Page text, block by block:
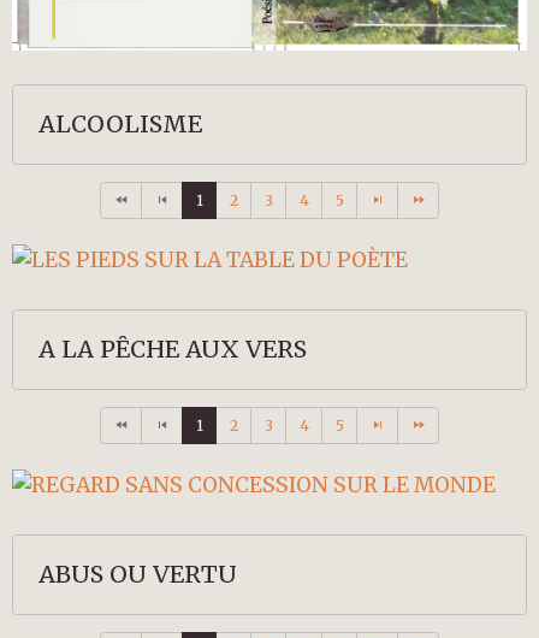
ALCOOLISME
1 2 3 4 5
A LA PÊCHE AUX VERS
1 2 3 4 5
ABUS OU VERTU